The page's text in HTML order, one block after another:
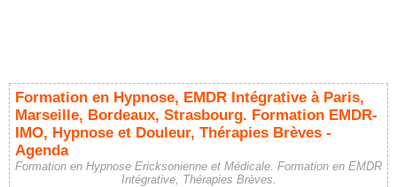
Formation en Hypnose, EMDR Intégrative à Paris,
Marseille, Bordeaux, Strasbourg. Formation EMDR-
IMO, Hypnose et Douleur, Thérapies Brèves -
Agenda
Formation en Hypnose Ericksonienne et Médicale. Formation en EMDR
Intégrative, Thérapies Brèves.